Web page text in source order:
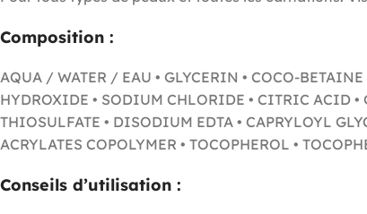
Composition :
AQUA / WATER / EAU • GLYCERIN • COCO-
HYDROXIDE • SODIUM CHLORIDE • CITRIC ACID
THIOSULFATE • DISODIUM EDTA • CAPRYLOYL
ACRYLATES COPOLYMER • TOCOPHEROL •
Conseils d’utilisation :